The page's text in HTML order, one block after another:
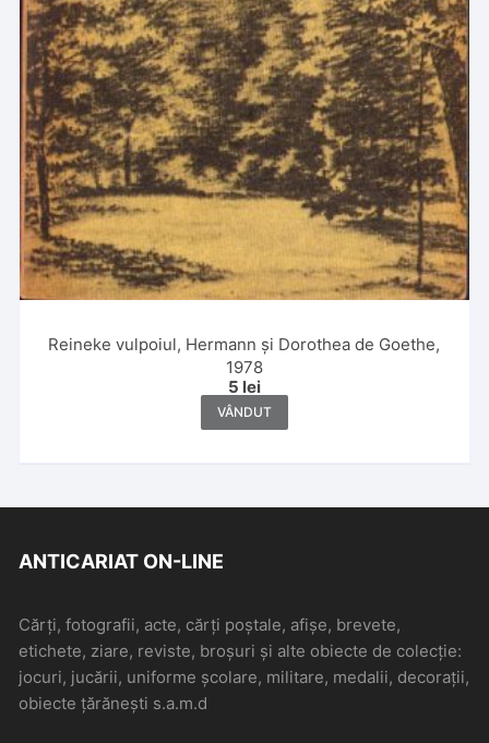
Reineke vulpoiul, Hermann și Dorothea de Goethe,
1978
5 lei
VÂNDUT
ANTICARIAT ON-LINE
Cărți, fotografii, acte, cărți poștale, afișe, brevete,
etichete, ziare, reviste, broșuri și alte obiecte de colecție:
jocuri, jucării, uniforme școlare, militare, medalii, decorații,
obiecte țărănești s.a.m.d